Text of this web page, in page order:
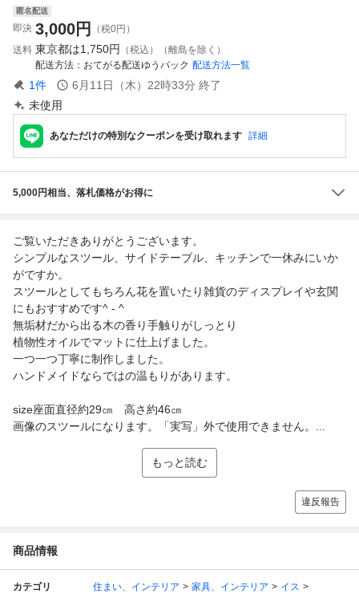
匿名配送
即決 3,000円
（税0円）
送料 東京都は1,750円
（税込）（離島を除く）
配送方法
おてがる配送ゆうパック 配送方法一覧
1件 6月11日（木）22時33分 終了
未使用
あなただけの特別なクーポンを受け取れます 詳細
5,000円相当、落札価格がお得に
ご覧いただきありがとうございます。
シンプルなスツール、サイドテーブル、キッチンで一休みにいか
がですか。
スツールとしてもちろん花を置いたり雑貨のディスプレイや玄関
にもおすすめです^ - ^
無垢材だから出る木の香り手触りがしっとり
植物性オイルでマットに仕上げました。
一つ一つ丁寧に制作しました。
ハンドメイドならではの温もりがあります。
size座面直径約29㎝ 高さ約46㎝
画像のスツールになります。「実写」外で使用できません。...
もっと読む
違反報告
商品情報
カテゴリ 住まい、インテリア 家具、インテリア
イス